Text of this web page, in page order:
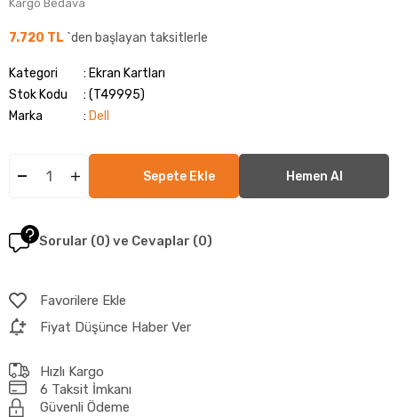
Kargo Bedava
7.720 TL `den başlayan taksitlerle
Kategori
Ekran Kartları
Stok Kodu
(T49995)
Marka
: Dell
Sorular (0) ve Cevaplar (0)
Favorilere Ekle
Fiyat Düşünce Haber Ver
Hızlı Kargo
6 Taksit İmkanı
Güvenli Ödeme